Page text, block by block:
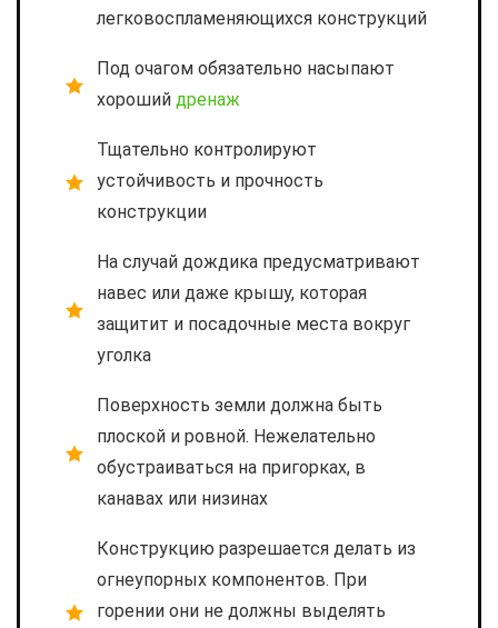
легковоспламеняющихся конструкций
Под очагом обязательно насыпают
хороший дренаж
Тщательно контролируют
устойчивость и прочность
конструкции
На случай дождика предусматривают
навес или даже крышу, которая
защитит и посадочные места вокруг
уголка
Поверхность земли должна быть
плоской и ровной. Нежелательно
обустраиваться на пригорках, в
канавах или низинах
Конструкцию разрешается делать из
огнеупорных компонентов. При
горении они не должны выделять